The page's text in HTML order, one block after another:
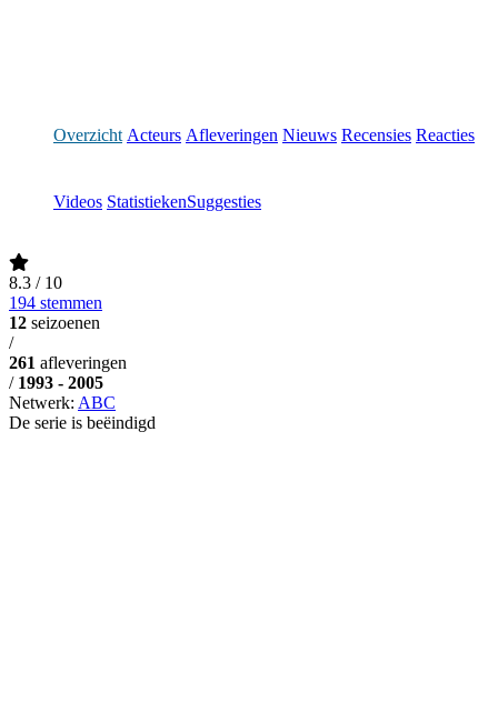
Overzicht Acteurs Afleveringen Nieuws Recensies Reacties
Videos StatistiekenSuggesties
8.3 / 10
194 stemmen
12 seizoenen
/
261 afleveringen
/ 1993 - 2005
Netwerk: ABC
De serie is beëindigd